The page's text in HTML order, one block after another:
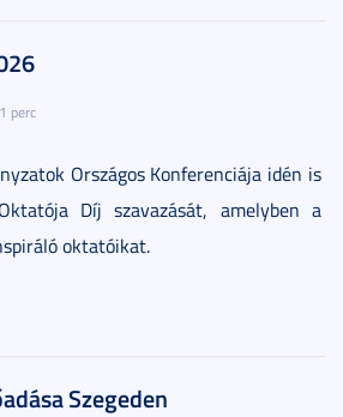
1 perc
Országos Konferenciája idén is
Díj szavazását, amelyben a
oktatóikat.
Szegeden